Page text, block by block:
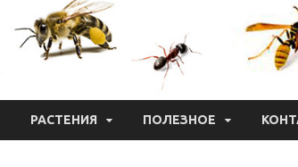
РАСТЕНИЯ ПОЛЕЗНОЕ